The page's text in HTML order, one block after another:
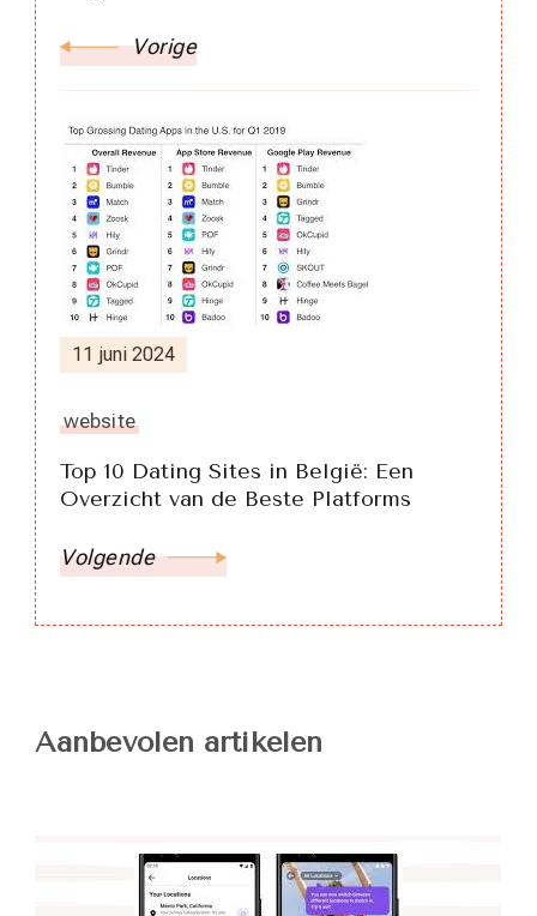
Vorige
11 juni 2024
website
Top 10 Dating Sites in België: Een
Overzicht van de Beste Platforms
Volgende
Aanbevolen artikelen